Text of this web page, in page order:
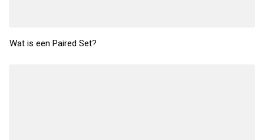
Wat is een Paired Set?